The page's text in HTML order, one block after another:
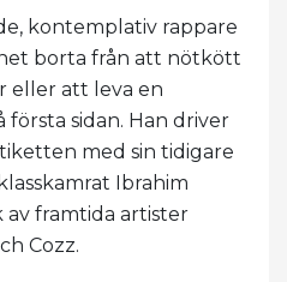
kontemplativ rappare
borta från att nötkött
eller att leva en
första sidan. Han driver
med sin tidigare
Ibrahim
av framtida artister
Cozz.